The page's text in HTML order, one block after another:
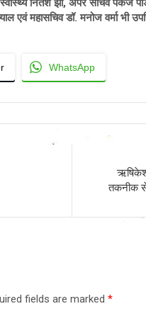
नितेश झा, अपर सचिव पंकज
एवं महासचिव डॉ. मनोज वर्मा भी
WhatsApp
ऋषिकेश
तकनीक
fields are marked *